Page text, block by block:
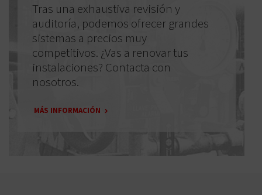
Tras una exhaustiva revisión y
auditoría, podemos ofrecer grandes
sistemas a precios muy
competitivos. ¿Vas a renovar tus
instalaciones? Contacta con
nosotros.
MÁS INFORMACIÓN